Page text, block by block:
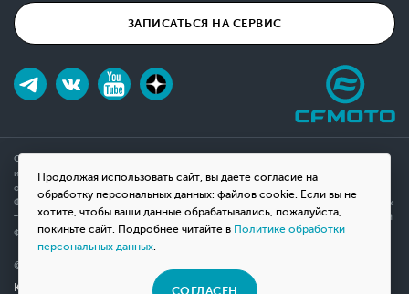
Продолжая использовать сайт, вы даете согласие на
обработку персональных данных: файлов cookie. Если вы не
хотите, чтобы ваши данные обрабатывались, пожалуйста,
покиньте сайт. Подробнее читайте в Политике обработки
персональных данных.
СОГЛАСЕН
ЗАПИСАТЬСЯ НА СЕРВИС
Обращаем ваше внимание на то, что данный интернет-сайт носит исключительно
информационный характер и ни при каких условиях не является публичной офертой,
определяемой положениями Статьи 437(2) Гражданского кодекса Российской
Федерации. Для получения подробной информации о наличии и стоимости указанных
товаров, пожалуйста, обращайтесь к менеджерам компании с помощью специальной
формы связи на сайте или по телефону.
© 2026 Мотосалон «ВНЕ ДОРОГ»
Юридическая информация